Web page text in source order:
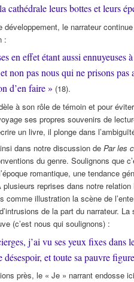
cathédrale leurs bottes et leurs
développement, le narrateur
:
en effet étant aussi
non pas nous qui ne prisons
d’en faire » (18).
à son rôle de témoin et pour
ses propres souvenirs de
un livre, il plonge dans
dans notre discussion de Par les
du genre. Soulignons que
romantique, une tendance
plusieurs reprises dans notre
comme illustration la scène de
de la part du narrateur.
(c’est nous qui soulignons) :
j’ai vu ses yeux fixes dans
désespoir, et toute sa pauvre
près, le « Je » narrant endosse